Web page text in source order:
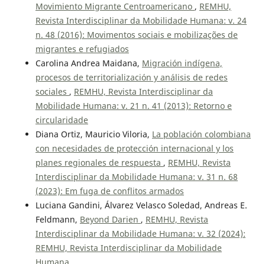
Movimiento Migrante Centroamericano , REMHU,
Revista Interdisciplinar da Mobilidade Humana: v. 24
n. 48 (2016): Movimentos sociais e mobilizações de
migrantes e refugiados
Carolina Andrea Maidana, Migración indígena,
procesos de territorialización y análisis de redes
sociales , REMHU, Revista Interdisciplinar da
Mobilidade Humana: v. 21 n. 41 (2013): Retorno e
circularidade
Diana Ortiz, Mauricio Viloria, La población colombiana
con necesidades de protección internacional y los
planes regionales de respuesta , REMHU, Revista
Interdisciplinar da Mobilidade Humana: v. 31 n. 68
(2023): Em fuga de conflitos armados
Luciana Gandini, Álvarez Velasco Soledad, Andreas E.
Feldmann, Beyond Darien , REMHU, Revista
Interdisciplinar da Mobilidade Humana: v. 32 (2024):
REMHU, Revista Interdisciplinar da Mobilidade